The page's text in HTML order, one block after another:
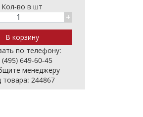
Кол-во в шт
по телефону:
(495) 649-60-45
менеджеру
товара: 244867